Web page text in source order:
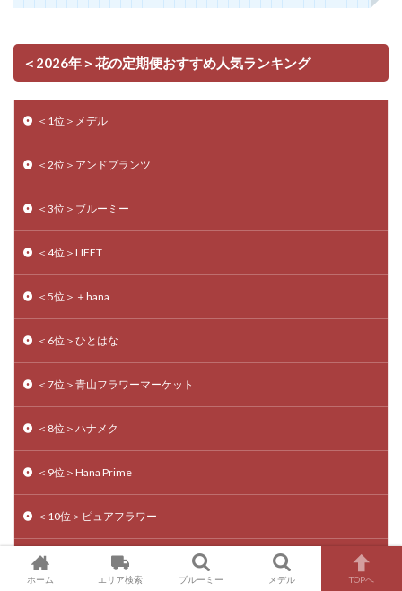
＜2026年＞花の定期便おすすめ人気ランキング
＜1位＞メデル
＜2位＞アンドプランツ
＜3位＞ブルーミー
＜4位＞LIFFT
＜5位＞＋hana
＜6位＞ひとはな
＜7位＞青山フラワーマーケット
＜8位＞ハナメク
＜9位＞Hana Prime
＜10位＞ピュアフラワー
＜11位＞霽れと褻
ホーム エリア検索 ブルーミー メデル TOPへ